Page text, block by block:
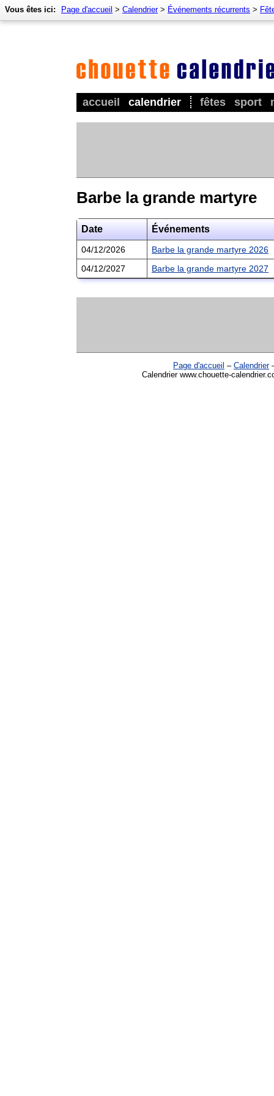
accueil calendrier fêtes sport
Vous êtes ici: Page d'accueil > Calendrier> Événements récurrents >
Barbe la grande martyre
Date Événements
04/12/2026
Barbe la grande martyre 2026
04/12/2027
Barbe la grande martyre 2027
Page d'accueil – Calendrier
Calendrier www.chouette-